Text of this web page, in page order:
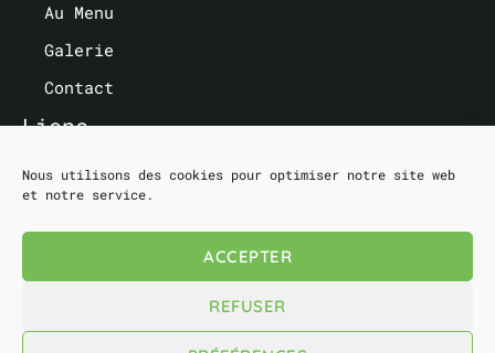
Nous utilisons des cookies pour optimiser notre site web
et notre service.
ACCEPTER
REFUSER
Au Menu
Galerie
Contact
Liens
Mentions légales
Politique de confidentialité
CGV
Copyright © 2026 La toquée du Bocal